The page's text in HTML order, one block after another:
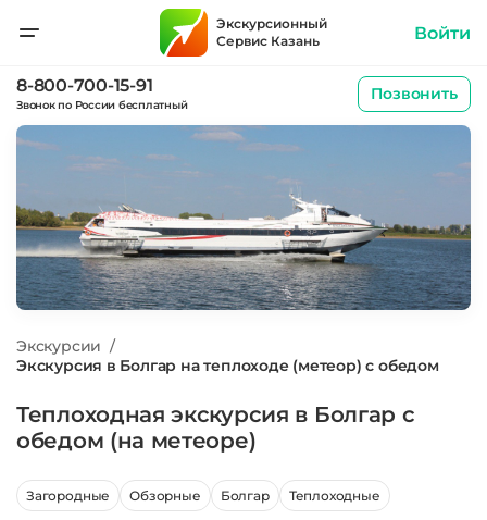
8-800-700-15-91
Звонок по России бесплатный
Позвонить
Экскурсионный
Сервис Казань
Войти
Экскурсии /
Экскурсия в Болгар на теплоходе (метеор) с обедом
Теплоходная экскурсия в Болгар с
обедом (на метеоре)
Загородные Обзорные Болгар Теплоходные